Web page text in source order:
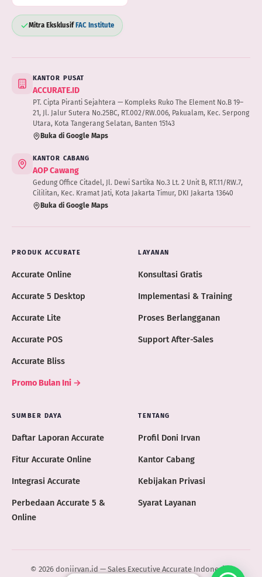
Mitra Eksklusif FAC Institute
KANTOR PUSAT
ACCURATE.ID
PT. Cipta Piranti Sejahtera — Kompleks Ruko The Element No.B 19–
21, Jl. Jalur Sutera No.25BC, RT.002/RW.006, Pakualam, Kec. Serpong
Utara, Kota Tangerang Selatan, Banten 15143
Buka di Google Maps
KANTOR CABANG
AOP Cawang
Gedung Office Citadel, Jl. Dewi Sartika No.3 Lt. 2 Unit B, RT.11/RW.7,
Cililitan, Kec. Kramat Jati, Kota Jakarta Timur, DKI Jakarta 13640
Buka di Google Maps
PRODUK ACCURATE
Accurate Online
Accurate 5 Desktop
Accurate Lite
Accurate POS
Accurate Bliss
Promo Bulan Ini →
LAYANAN
Konsultasi Gratis
Implementasi & Training
Proses Berlangganan
Support After-Sales
SUMBER DAYA
Daftar Laporan Accurate
Fitur Accurate Online
Integrasi Accurate
Perbedaan Accurate 5 &
Online
TENTANG
Profil Doni Irvan
Kantor Cabang
Kebijakan Privasi
Syarat Layanan
© 2026 doniirvan.id — Sales Executive Accurate Indonesia ·